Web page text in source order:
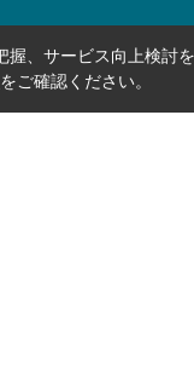
、サービス向上検討
をご確認ください。